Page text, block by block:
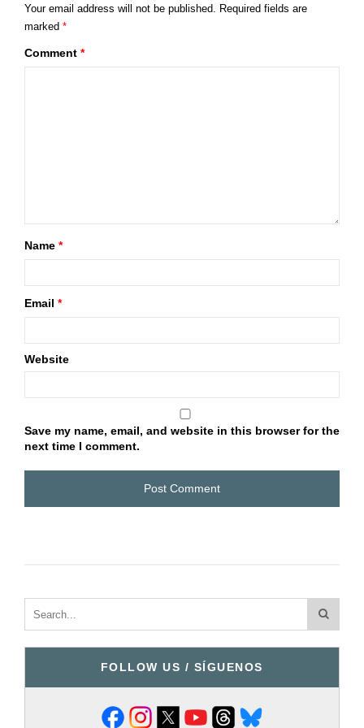
Your email address will not be published. Required fields are
marked *
Comment *
Name *
Email *
Website
Save my name, email, and website in this browser for the
next time I comment.
FOLLOW US / SÍGUENOS